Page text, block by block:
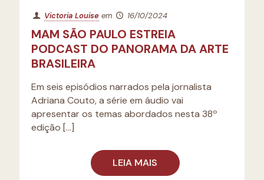
Victoria Louise em 16/10/2024
MAM SÃO PAULO ESTREIA
PODCAST DO PANORAMA DA ARTE
BRASILEIRA
Em seis episódios narrados pela jornalista
Adriana Couto, a série em áudio vai
apresentar os temas abordados nesta 38º
edição […]
LEIA MAIS